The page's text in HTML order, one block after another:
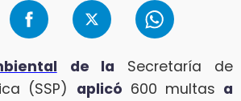
de la Secretaría de
(SSP) aplicó 600 multas a